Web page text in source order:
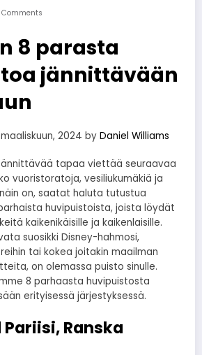
Comments
8 parasta
jännittävään
2024 by Daniel Williams
tapaa viettää seuraavaa
vuoristoratoja, vesiliukumäkiä ja
on, saatat haluta tutustua
huvipuistoista, joista löydät
kaikenikäisille ja kaikenlaisille.
suosikki Disney-hahmosi,
tai kokea joitakin maailman
on olemassa puisto sinulle.
8 parhaasta huvipuistosta
erityisessä järjestyksessä.
Ranska